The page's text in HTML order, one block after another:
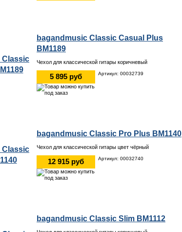
bagandmusic Classic Casual Plus
BM1189
Чехол для классической гитары коричневый
5 895 руб Артикул: 00032739
bagandmusic Classic Pro Plus BM1140
Чехол для классической гитары цвет чёрный
12 915 руб Артикул: 00032740
bagandmusic Classic Slim BM1112